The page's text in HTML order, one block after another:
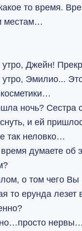
то время.
местам…
Джейн!
утро, Эмилио...
ночь? Сестра
и ей
так неловко…
думаете об
о том чего
то ерунда